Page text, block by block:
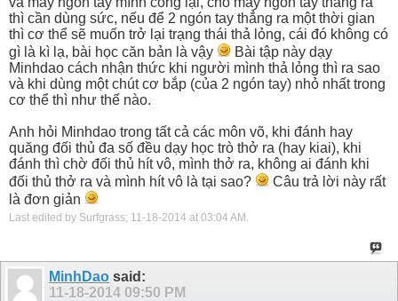
thì cần dùng sức, nếu để 2 ngón tay thẳng ra một thời gian
thì cơ thể sẽ muốn trở lại trạng thái thả lỏng, cái đó không có
gì là kì lạ, bài học căn bản là vậy
Bài tập này dạy
Minhdao cách nhận thức khi người mình thả lỏng thì ra sao
và khi dùng một chút cơ bắp (của 2 ngón tay) nhỏ nhất trong
cơ thể thì như thế nào.
Anh hỏi Minhdao trong tất cả các môn võ, khi đánh hay
quăng đối thủ đa số đều dạy học trò thở ra (hay kiai), khi
đánh thì chờ đối thủ hít vô, mình thở ra, không ai đánh khi
đối thủ thở ra và mình hít vô là tại sao?
Câu trả lời này rất
là đơn giản
Last edited by Surfgrass; 11-18-2014 at 03:04 AM
MinhDao said:
11-18-2014 09:50 PM